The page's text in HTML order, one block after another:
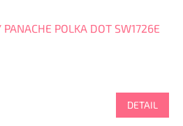
PANACHE POLKA DOT SW1726E
DETAIL